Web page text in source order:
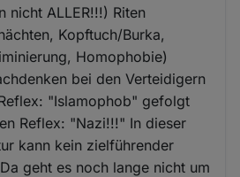
nicht ALLER!!!) Riten
Kopftuch/Burka,
Homophobie)
bei den Verteidigern
"Islamophob" gefolgt
Reflex: "Nazi!!!" In dieser
kann kein zielführender
geht es noch lange nicht um